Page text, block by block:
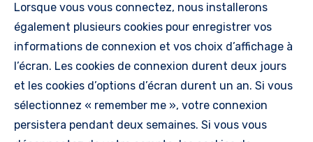
Lorsque vous vous connectez, nous installerons
également plusieurs cookies pour enregistrer vos
informations de connexion et vos choix d’affichage à
l’écran. Les cookies de connexion durent deux jours
et les cookies d’options d’écran durent un an. Si vous
sélectionnez « remember me », votre connexion
persistera pendant deux semaines. Si vous vous